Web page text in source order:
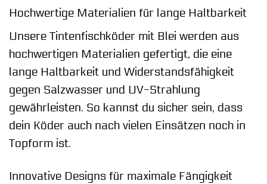
Hochwertige Materialien für lange Haltbarkeit
Unsere Tintenfischköder mit Blei werden aus
hochwertigen Materialien gefertigt, die eine
lange Haltbarkeit und Widerstandsfähigkeit
gegen Salzwasser und UV-Strahlung
gewährleisten. So kannst du sicher sein, dass
dein Köder auch nach vielen Einsätzen noch in
Topform ist.
Innovative Designs für maximale Fängigkeit